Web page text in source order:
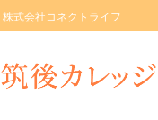
式会社コネクトライフ